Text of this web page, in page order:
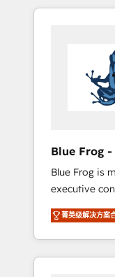
-Top 1% of
targeted
expertise to
Since 2015
HubSpot
business
business
and impact
including a
focus on ROI and TCO. As
of your
partnership.
Blue Frog
Award
Blue Frog is
executive
relevant, real
engagements. "Blue Frog is a top,
partner in
Their team
菁英级解决方案